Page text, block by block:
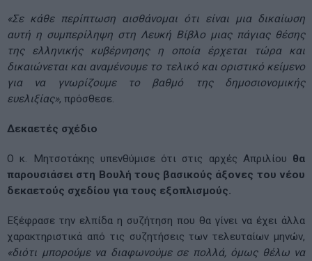
«Σε κάθε περίπτωση αισθάνομαι ότι είναι μια δικαίωση
αυτή η συμπερίληψη στη Λευκή Βίβλο μιας πάγιας θέσης
της ελληνικής κυβέρνησης η οποία έρχεται τώρα και
δικαιώνεται και αναμένουμε το τελικό και οριστικό κείμενο
για να γνωρίζουμε το βαθμό της δημοσιονομικής
ευελιξίας», πρόσθεσε.
Δεκαετές σχέδιο
Ο κ. Μητσοτάκης υπενθύμισε ότι στις αρχές Απριλίου θα
παρουσιάσει στη Βουλή τους βασικούς άξονες του νέου
δεκαετούς σχεδίου για τους εξοπλισμούς.
Εξέφρασε την ελπίδα η συζήτηση που θα γίνει να έχει άλλα
χαρακτηριστικά από τις συζητήσεις των τελευταίων μηνών,
«διότι μπορούμε να διαφωνούμε σε πολλά, όμως θέλω να